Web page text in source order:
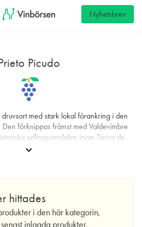
Nyhetsbrev
Picudo
druvsort med stark lokal förankring i den
förknippas främst med Valdevimbre
odlingsområden inom Tierra de
regionens signatur, både kulturellt och
gör Prieto Picudo till en av de viktigare
men det är i hemtrakten som den
tydligaste identitet.
expand_more
hittades
i den här kategorin,
inlagda produkter.